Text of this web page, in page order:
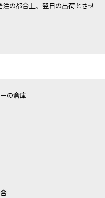
の都合上、翌日の出荷とさせ
の倉庫